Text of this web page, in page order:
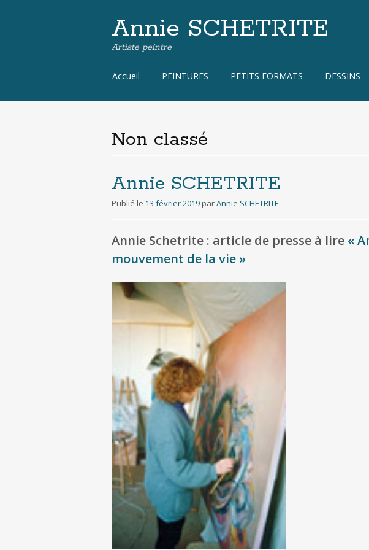
Annie SCHETRITE
Artiste peintre
Aller
contenu
Accueil PEINTURES PETITS FORMATS DESSINS
Non classé
Annie SCHETRITE
Publié le 13 février 2019 parAnnie SCHETRITE
Annie Schetrite : article de presse à lire «
mouvement de la vie »